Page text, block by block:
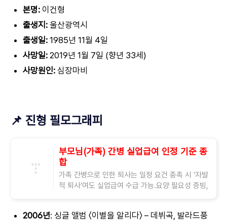
본명: 이건형
출생지: 울산광역시
출생일: 1985년 11월 4일
사망일: 2019년 1월 7일 (향년 33세)
사망원인: 심장마비
📌 진형 필모그래피
부모님(가족) 간병 실업급여 인정 기준 종
합
가족 간병으로 인한 퇴사는 일정 요건 충족 시 ‘자발
적 퇴사’여도 실업급여 수급 가능.요양 필요성 증빙,
2006년: 싱글 앨범 〈이별을 알리다〉 – 데뷔곡, 발라드풍